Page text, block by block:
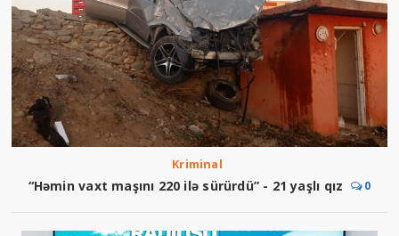
Kriminal
“Həmin vaxt maşını 220 ilə sürürdü” - 21 yaşlı qız 0